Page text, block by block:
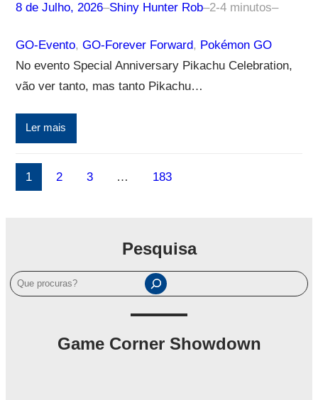
8 de Julho, 2026–Shiny Hunter Rob–2-4 minutos–
GO-Evento, GO-Forever Forward, Pokémon GO
No evento Special Anniversary Pikachu Celebration,
vão ver tanto, mas tanto Pikachu…
Ler mais
1 2 3 … 183
Pesquisa
P
e
Game Corner Showdown